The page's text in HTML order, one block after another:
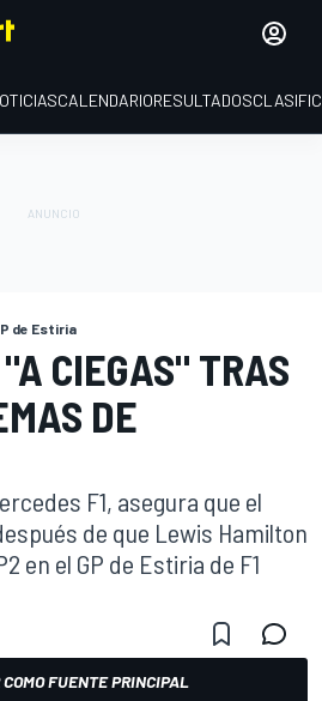
CALENDARIORESULTADOS
de Estiria
CIEGAS" TRAS
DE
F1, asegura que el
de que Lewis Hamilton
en el GP de Estiria de F1
FUENTE PRINCIPAL